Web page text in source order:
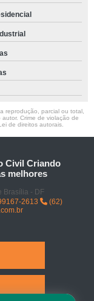
reprodução, parcial ou total,
Crime de violação de
de direitos autorais
Civil Criando
melhores
Brasília - DF
2613
(62)